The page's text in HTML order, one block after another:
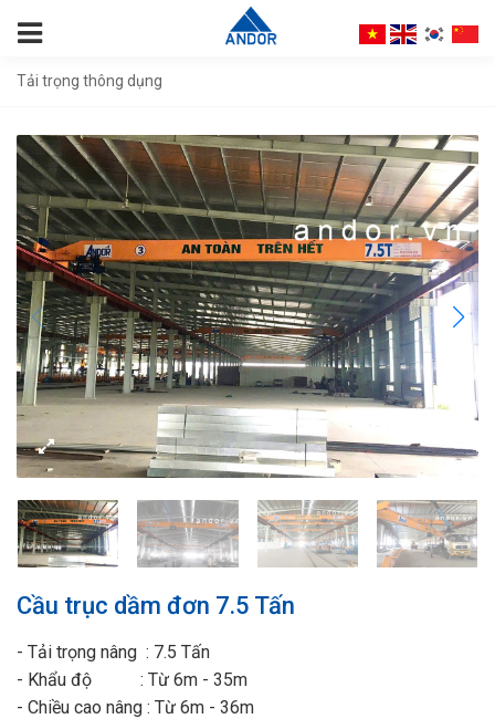
Tải trọng thông dụng
Cầu trục dầm đơn 7.5 Tấn
- Tải trọng nâng : 7.5 Tấn
- Khẩu độ : Từ 6m - 35m
- Chiều cao nâng : Từ 6m - 36m